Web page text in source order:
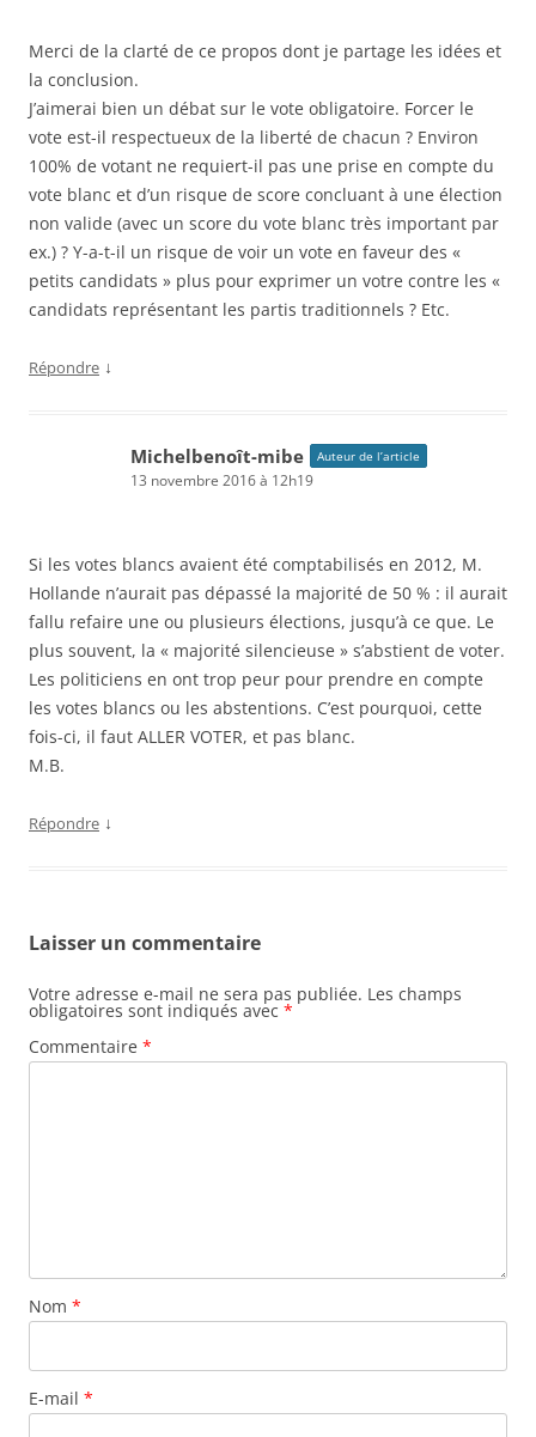
Merci de la clarté de ce propos dont je partage les idées et
la conclusion.
J’aimerai bien un débat sur le vote obligatoire. Forcer le
vote est-il respectueux de la liberté de chacun ? Environ
100% de votant ne requiert-il pas une prise en compte du
vote blanc et d’un risque de score concluant à une élection
non valide (avec un score du vote blanc très important par
ex.) ? Y-a-t-il un risque de voir un vote en faveur des «
petits candidats » plus pour exprimer un votre contre les «
candidats représentant les partis traditionnels ? Etc.
Répondre ↓
Michelbenoît-mibe Auteur de l’article
13 novembre 2016 à 12h19
Si les votes blancs avaient été comptabilisés en 2012, M.
Hollande n’aurait pas dépassé la majorité de 50 % : il aurait
fallu refaire une ou plusieurs élections, jusqu’à ce que. Le
plus souvent, la « majorité silencieuse » s’abstient de voter.
Les politiciens en ont trop peur pour prendre en compte
les votes blancs ou les abstentions. C’est pourquoi, cette
fois-ci, il faut ALLER VOTER, et pas blanc.
M.B.
Répondre ↓
Laisser un commentaire
Votre adresse e-mail ne sera pas publiée. Les champs
obligatoires sont indiqués avec *
Commentaire *
Nom *
E-mail *